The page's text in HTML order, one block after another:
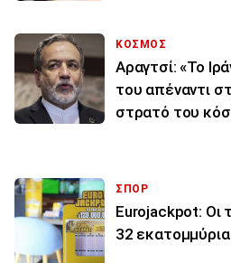
ΚΟΣΜΟΣ
Αραγτσί: «Το
του απέναντι
στρατό του
ΣΠΟΡ
Eurojackpot: Οι
32